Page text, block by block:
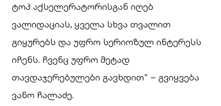
ტოპ აქსელერატორისგან იღებ
ვალიდაციას, ყველა სხვა თვალით
გიყურებს და უფრო სერიოზულ ინტერესს
იჩენს. ჩვენც უფრო მეტად
თავდაჯერებულები გავხდით“ – გვიყვება
ვანო ჩალაძე.